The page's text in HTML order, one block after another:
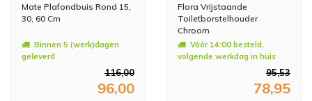
Mate Plafondbuis Rond 15,
30, 60 Cm
Binnen 5 (werk)dagen
geleverd
116,00
96,00
Flora Vrijstaande
Toiletborstelhouder
Chroom
Vóór 14:00 besteld,
volgende werkdag in huis
95,53
78,95